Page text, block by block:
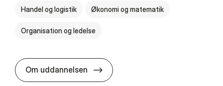
Handel og logistik Økonomi og matematik
Organisation og ledelse
Om uddannelsen BSc in In­ter­na­tion­al Busi­ness